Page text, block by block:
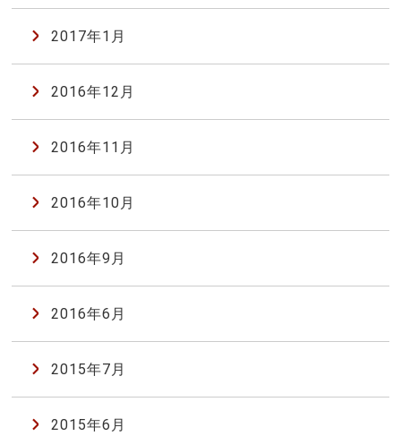
2017年1月
2016年12月
2016年11月
2016年10月
2016年9月
2016年6月
2015年7月
2015年6月